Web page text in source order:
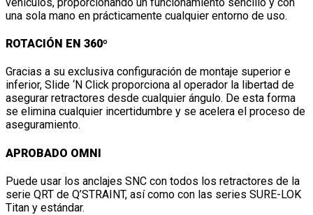
una sola mano en prácticamente cualquier entorno de uso.
ROTACIÓN EN 360º
Gracias a su exclusiva configuración de montaje superior e
inferior, Slide ‘N Click proporciona al operador la libertad de
asegurar retractores desde cualquier ángulo. De esta forma
se elimina cualquier incertidumbre y se acelera el proceso de
aseguramiento.
APROBADO OMNI
Puede usar los anclajes SNC con todos los retractores de la
serie QRT de Q’STRAINT, así como con las series SURE-LOK
Titan y estándar.